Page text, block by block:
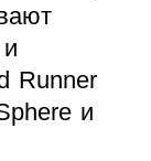
Runner
и